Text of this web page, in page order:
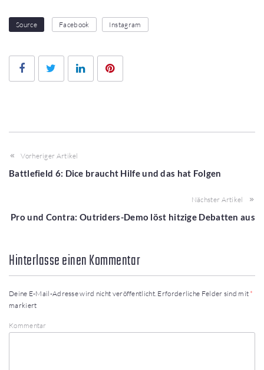
Source Facebook Instagram
FacebookTwitter LinkedIn
Vorheriger Artikel
Battlefield 6: Dice braucht Hilfe und das hat Folgen
Nächster Artikel
Pro und Contra: Outriders-Demo löst hitzige Debatten aus
Hinterlasse einen Kommentar
Deine E-Mail-Adresse wird nicht veröffentlicht. Erforderliche Felder sind mit *
markiert
Kommentar